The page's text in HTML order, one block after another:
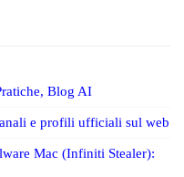
Blog AI
e profili ufficiali sul web
Mac (Infiniti Stealer):